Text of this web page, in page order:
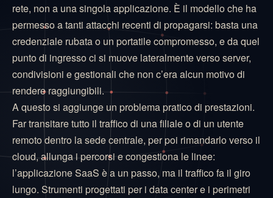
rete, non a una singola applicazione. È il modello che ha
permesso a tanti attacchi recenti di propagarsi: basta una
credenziale rubata o un portatile compromesso, e da quel
punto di ingresso ci si muove lateralmente verso server,
condivisioni e gestionali che non c’era alcun motivo di
rendere raggiungibili.
A questo si aggiunge un problema pratico di prestazioni.
Far transitare tutto il traffico di una filiale o di un utente
remoto dentro la sede centrale, per poi rimandarlo verso il
cloud, allunga i percorsi e congestiona le linee:
l’applicazione SaaS è a un passo, ma il traffico fa il giro
lungo. Strumenti progettati per i data center e i perimetri